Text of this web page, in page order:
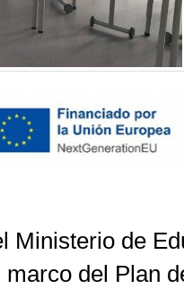
Ministerio de
del Plan